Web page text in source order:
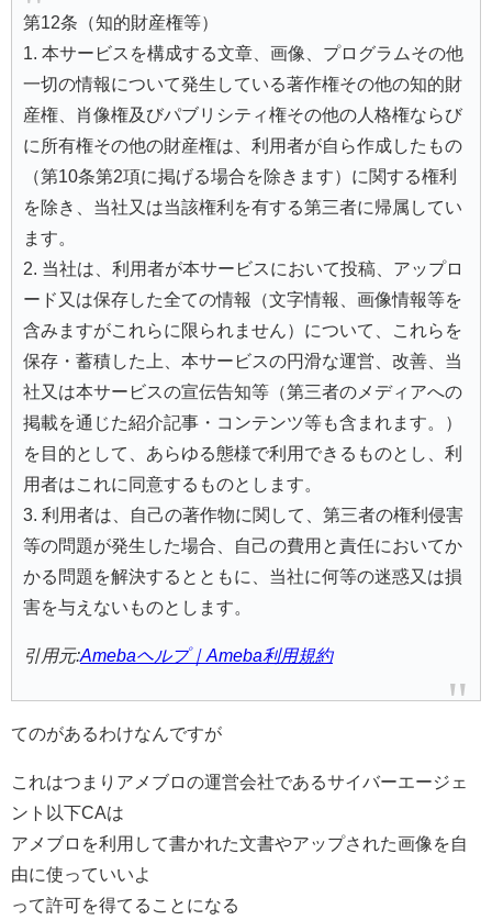
第12条（知的財産権等）
1. 本サービスを構成する文章、画像、プログラムその他
一切の情報について発生している著作権その他の知的財
産権、肖像権及びパブリシティ権その他の人格権ならび
に所有権その他の財産権は、利用者が自ら作成したもの
（第10条第2項に掲げる場合を除きます）に関する権利
を除き、当社又は当該権利を有する第三者に帰属してい
ます。
2. 当社は、利用者が本サービスにおいて投稿、アップロ
ード又は保存した全ての情報（文字情報、画像情報等を
含みますがこれらに限られません）について、これらを
保存・蓄積した上、本サービスの円滑な運営、改善、当
社又は本サービスの宣伝告知等（第三者のメディアへの
掲載を通じた紹介記事・コンテンツ等も含まれます。）
を目的として、あらゆる態様で利用できるものとし、利
用者はこれに同意するものとします。
3. 利用者は、自己の著作物に関して、第三者の権利侵害
等の問題が発生した場合、自己の費用と責任においてか
かる問題を解決するとともに、当社に何等の迷惑又は損
害を与えないものとします。
引用元:Amebaヘルプ｜Ameba利用規約
てのがあるわけなんですが
これはつまりアメブロの運営会社であるサイバーエージェ
ント以下CAは
アメブロを利用して書かれた文書やアップされた画像を自
由に使っていいよ
って許可を得てることになる